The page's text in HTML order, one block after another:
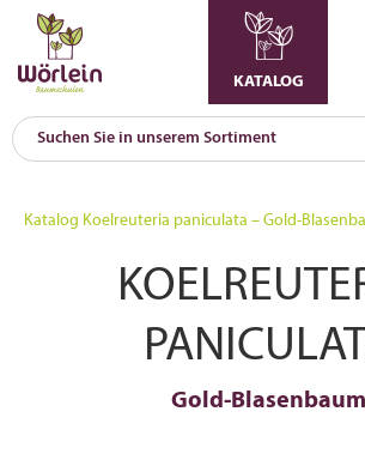
KATALOG
Katalog Koelreuteria paniculata – Gold-
Gold-Blasenbaum